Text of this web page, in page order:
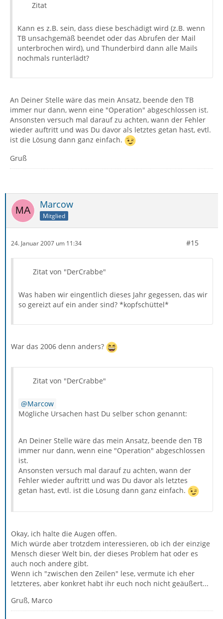
Zitat
Kann es z.B. sein, dass diese beschädigt wird (z.B. wenn
TB unsachgemäß beendet oder das Abrufen der Mail
unterbrochen wird), und Thunderbird dann alle Mails
nochmals runterlädt?
An Deiner Stelle wäre das mein Ansatz, beende den TB
immer nur dann, wenn eine "Operation" abgeschlossen ist.
Ansonsten versuch mal darauf zu achten, wann der Fehler
wieder auftritt und was Du davor als letztes getan hast, evtl.
ist die Lösung dann ganz einfach.
Gruß
Marcow
Mitglied
24. Januar 2007 um 11:34 #15
Zitat von "DerCrabbe"
Was haben wir eingentlich dieses Jahr gegessen, das wir
so gereizt auf ein ander sind? *kopfschüttel*
War das 2006 denn anders?
Zitat von "DerCrabbe"
Marcow
Mögliche Ursachen hast Du selber schon genannt:
An Deiner Stelle wäre das mein Ansatz, beende den TB
immer nur dann, wenn eine "Operation" abgeschlossen
ist.
Ansonsten versuch mal darauf zu achten, wann der
Fehler wieder auftritt und was Du davor als letztes
getan hast, evtl. ist die Lösung dann ganz einfach.
Okay, ich halte die Augen offen.
Mich würde aber trotzdem interessieren, ob ich der einzige
Mensch dieser Welt bin, der dieses Problem hat oder es
auch noch andere gibt.
Wenn ich "zwischen den Zeilen" lese, vermute ich eher
letzteres, aber konkret habt ihr euch noch nicht geäußert...
Gruß, Marco